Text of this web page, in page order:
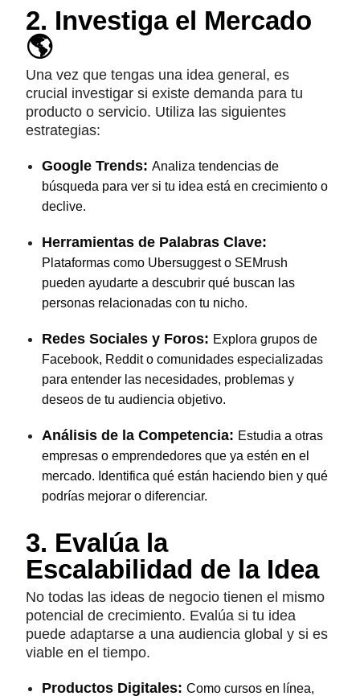
2. Investiga el Mercado
🌎
Una vez que tengas una idea general, es
crucial investigar si existe demanda para tu
producto o servicio. Utiliza las siguientes
estrategias:
Google Trends:Analiza tendencias de
búsqueda para ver si tu idea está en crecimiento o
declive.
Herramientas de Palabras Clave:
Plataformas como Ubersuggest o SEMrush
pueden ayudarte a descubrir qué buscan las
personas relacionadas con tu nicho.
Redes Sociales y Foros: Explora grupos de
Facebook, Reddit o comunidades especializadas
para entender las necesidades, problemas y
deseos de tu audiencia objetivo.
Análisis de la Competencia: Estudia a otras
empresas o emprendedores que ya estén en el
mercado. Identifica qué están haciendo bien y qué
podrías mejorar o diferenciar.
3. Evalúa la
Escalabilidad de la Idea
No todas las ideas de negocio tienen el mismo
potencial de crecimiento. Evalúa si tu idea
puede adaptarse a una audiencia global y si es
viable en el tiempo.
Productos Digitales:Como cursos en línea,